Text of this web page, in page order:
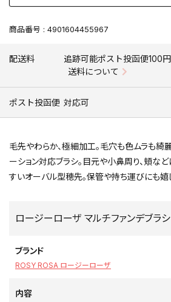
商品番号 4901604455967
配送料
追跡可能ポスト投函便100
送料について
ポスト投函便 対応可
毛先やわらか、極細加工。毛穴も色ムラも綺
ーション対応ブラシ。目元や小鼻周り、頬な
すいオーバル型穂先。保管や持ち運びにも嬉
ロージーローザ マルチファンデブラシ
ブランド
ROSY ROSA ロージーローザ
内容